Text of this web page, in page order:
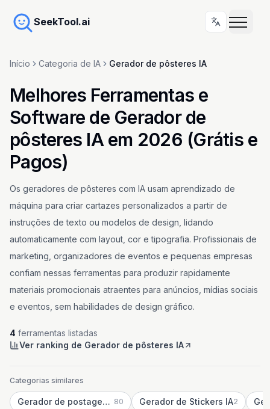
SeekTool.ai
Início Categoria de IA Gerador de pôsteres IA
Melhores Ferramentas e
Software de Gerador de
pôsteres IA em 2026 (Grátis e
Pagos)
Os geradores de pôsteres com IA usam aprendizado de
máquina para criar cartazes personalizados a partir de
instruções de texto ou modelos de design, lidando
automaticamente com layout, cor e tipografia. Profissionais de
marketing, organizadores de eventos e pequenas empresas
confiam nessas ferramentas para produzir rapidamente
materiais promocionais atraentes para anúncios, mídias sociais
e eventos, sem habilidades de design gráfico.
4 ferramentas listadas
Ver ranking de Gerador de pôsteres IA
Categorias similares
Gerador de postagens em redes sociais IA 80 Gerador de Stickers IA2